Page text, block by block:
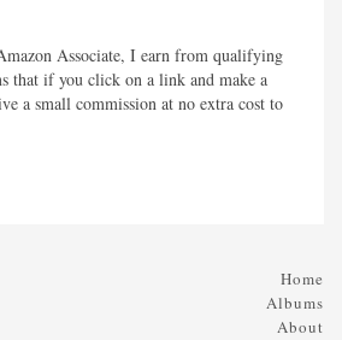
Associate, I earn from qualifying
that if you click on a link and make a
a small commission at no extra cost to
Home
Albums
About